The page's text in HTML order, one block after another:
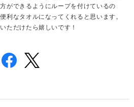
ができるようにループを付けているの
利なタオルになってくれると思います。
ただけたら嬉しいです！